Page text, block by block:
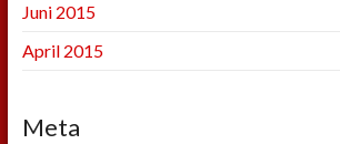
Juni 2015
April 2015
Meta